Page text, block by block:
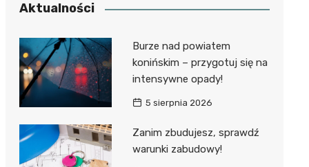
Aktualności
Burze nad powiatem
konińskim – przygotuj się na
intensywne opady!
5 sierpnia 2026
Zanim zbudujesz, sprawdź
warunki zabudowy!